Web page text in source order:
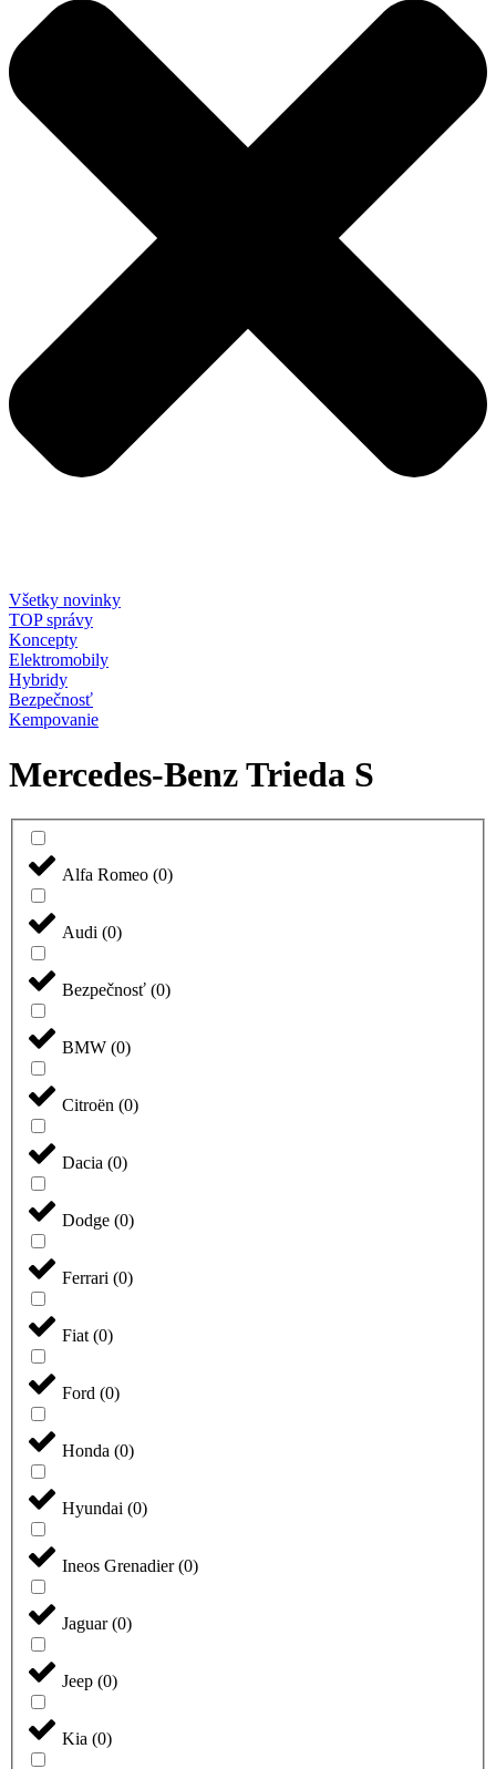
Všetky novinky
TOP správy
Koncepty
Elektromobily
Hybridy
Bezpečnosť
Kempovanie
Mercedes-Benz Trieda S
Alfa Romeo (0)
Audi (0)
Bezpečnosť (0)
BMW (0)
Citroën (0)
Dacia (0)
Dodge (0)
Ferrari (0)
Fiat (0)
Ford (0)
Honda (0)
Hyundai (0)
Ineos Grenadier(0)
Jaguar(0)
Jeep (0)
Kia (0)